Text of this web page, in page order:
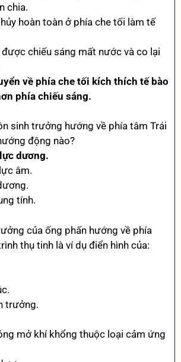
chia.
hoàn toàn ở phía che tối làm tế
được chiếu sáng mất nước và co lại
về phía che tối kích thích tế bào
phía chiếu sáng.
sinh trưởng hướng về phía tâm Trái
động nào?
dương.
âm.
tính.
của ống phấn hướng về phía
thụ tinh là ví dụ điển hình của:
trưởng.
mở khí khổng thuộc loại cảm ứng